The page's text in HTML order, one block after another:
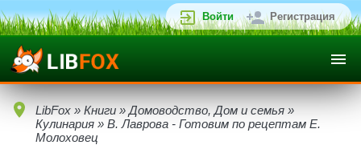
Войти Регистрация
LibFox » Книги » Домоводство, Дом и семья »
Кулинария » В. Лаврова - Готовим по рецептам Е.
Молоховец